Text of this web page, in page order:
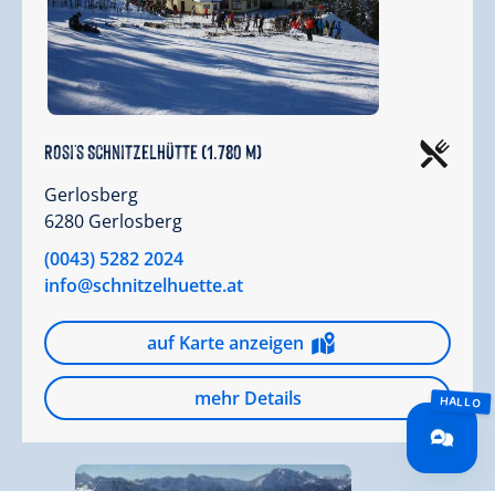
Rosi's Schnitzelhütte (1.780 m)
Gerlosberg
6280 Gerlosberg
(0043) 5282 2024
info@schnitzelhuette.at
auf Karte anzeigen
mehr Details